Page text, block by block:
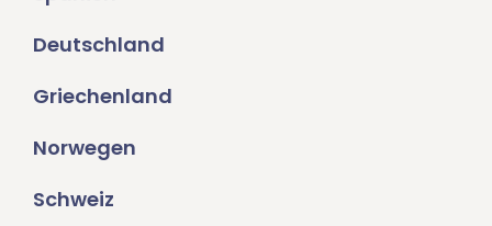
Deutschland
Griechenland
Norwegen
Schweiz